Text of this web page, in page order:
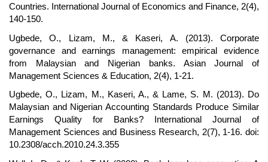
Countries. International Journal of Economics and Finance, 2(4),
140-150.
Ugbede, O., Lizam, M., & Kaseri, A. (2013). Corporate
governance and earnings management: empirical evidence
from Malaysian and Nigerian banks. Asian Journal of
Management Sciences & Education, 2(4), 1-21.
Ugbede, O., Lizam, M., Kaseri, A., & Lame, S. M. (2013). Do
Malaysian and Nigerian Accounting Standards Produce Similar
Earnings Quality for Banks? International Journal of
Management Sciences and Business Research, 2(7), 1-16. doi:
10.2308/acch.2010.24.3.355